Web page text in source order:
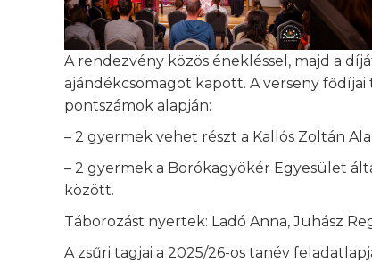
A rendezvény közös énekléssel, majd a
ajándékcsomagot kapott. A verseny
pontszámok alapján:
– 2 gyermek vehet részt a Kallós Zoltán
– 2 gyermek a Borókagyökér Egyesület
között.
Táborozást nyertek: Ladó Anna, Juhász
A zsűri tagjai a 2025/26-os tanév